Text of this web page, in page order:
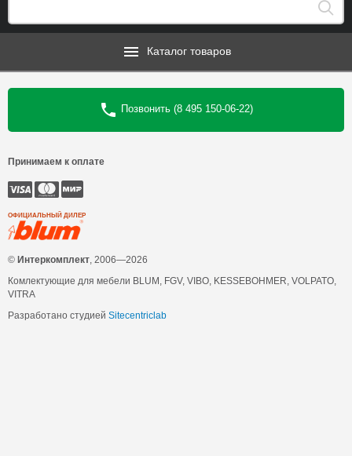
Каталог товаров
Позвонить (8 495 150-06-22)
Принимаем к оплате
ОФИЦИАЛЬНЫЙ ДИЛЕР
© Интеркомплект , 2006—2026
Комлектующие для мебели BLUM, FGV, VIBO, KESSEBOHMER, VOLPATO,
VITRA
Разработано студией Sitecentriclab